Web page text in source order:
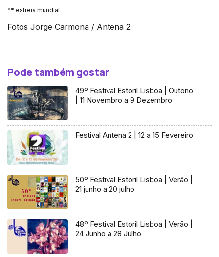
** estreia mundial
Fotos Jorge Carmona / Antena 2
Pode também gostar
49º Festival Estoril Lisboa | Outono
| 11 Novembro a 9 Dezembro
Festival Antena 2 | 12 a 15 Fevereiro
50º Festival Estoril Lisboa | Verão |
21 junho a 20 julho
48º Festival Estoril Lisboa | Verão |
24 Junho a 28 Julho